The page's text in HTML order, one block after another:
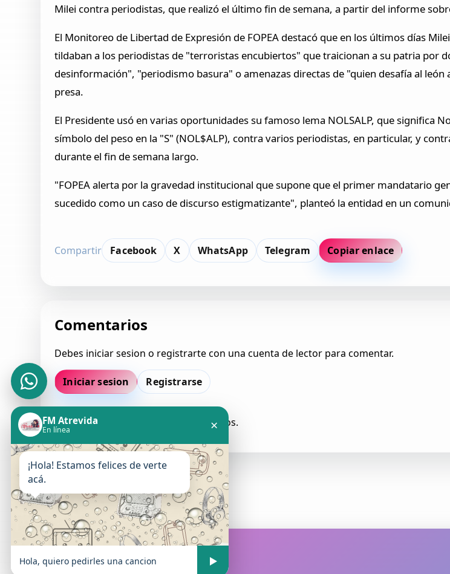
Milei contra periodistas, que realizó el último fin de semana, a partir del informe
El Monitoreo de Libertad de Expresión de FOPEA destacó que en los últimos días
tildaban a los periodistas de "terroristas encubiertos" que traicionan a su patria por
desinformación", "periodismo basura" o amenazas directas de "quien desafía al
presa.
El Presidente usó en varias oportunidades su famoso lema NOLSALP, que significa
símbolo del peso en la "S" (NOL$ALP), contra varios periodistas, en particular, y
durante el fin de semana largo.
"FOPEA alerta por la gravedad institucional que supone que el primer mandatario
sucedido como un caso de discurso estigmatizante", planteó la entidad en un
Compartir Facebook X WhatsApp Telegram Copiar enlace
Comentarios
Debes iniciar sesion o registrarte con una cuenta de lector para comentar.
Iniciar sesion Registrarse
Todavia no hay comentarios aprobados.
FM Atrevida
En vivo
FM Atrevida
En línea ×
¡Hola! Estamos felices de verte
acá.